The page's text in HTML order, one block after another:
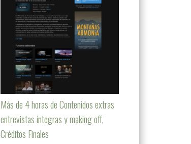
Más de 4 horas de Contenidos extras
entrevistas íntegras y making off,
Créditos Finales